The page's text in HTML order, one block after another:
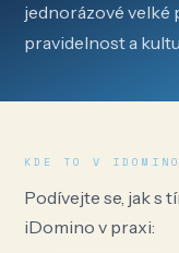
jednorázové velké
pravidelnost a
KDE TO V
Podívejte se, jak s
iDomino v praxi: